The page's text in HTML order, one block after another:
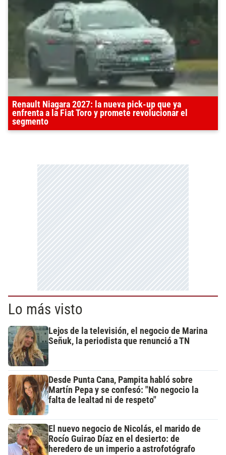
Renault Niagara 2027: la nueva pick-up que ya
enfrenta a la Fiat Toro y promete revolucionar el
segmento
Lo más visto
Lejos de la televisión, el negocio de Marina
Señuk, la periodista que renunció a TN
Desde Punta Cana, Pampita habló sobre
Martín Pepa y se confesó: "No negocio la
falta de lealtad ni de respeto"
El nuevo negocio de Nicolás, el marido de
Rocío Guirao Díaz en el desierto: de
heredero de un imperio a astrofotógrafo